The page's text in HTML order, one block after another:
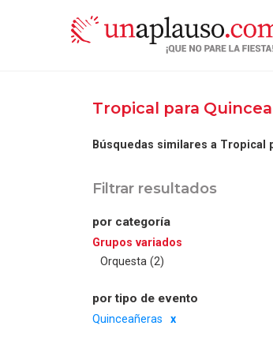
Tropical para
Búsquedas similares a Tropical
Filtrar resultados
por categoría
Grupos variados
Orquesta (2)
por tipo de evento
Quinceañeras